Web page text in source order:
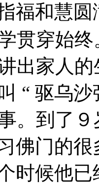
福和慧
贯穿始终
家人的
“ 驱乌
。到了
佛门的
时候他